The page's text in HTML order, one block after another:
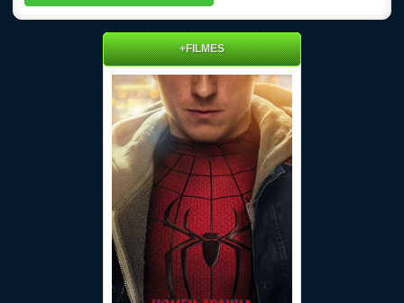
+FILMES